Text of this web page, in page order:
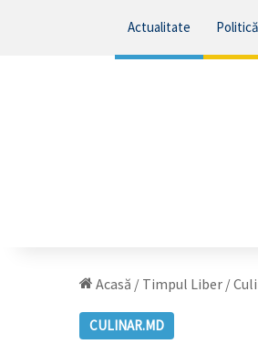
Actualitate Politică
Acasă / Timpul Liber /
CULINAR.MD